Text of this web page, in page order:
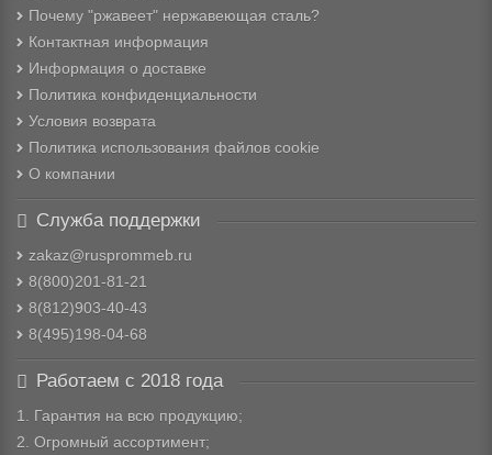
Почему "ржавеет" нержавеющая сталь?
Контактная информация
Информация о доставке
Политика конфиденциальности
Условия возврата
Политика использования файлов cookie
О компании
Служба поддержки
zakaz@rusprommeb.ru
8(800)201-81-21
8(812)903-40-43
8(495)198-04-68
Работаем с 2018 года
1. Гарантия на всю продукцию;
2. Огромный ассортимент;